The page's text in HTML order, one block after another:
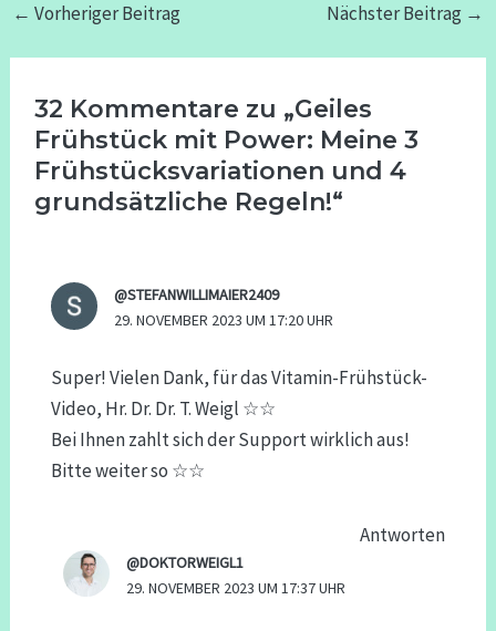
← Vorheriger Beitrag Nächster Beitrag →
32 Kommentare zu „Geiles
Frühstück mit Power: Meine 3
Frühstücksvariationen und 4
grundsätzliche Regeln!“
@STEFANWILLIMAIER2409
29. NOVEMBER 2023 UM 17:20 UHR
Super! Vielen Dank, für das Vitamin-Frühstück-
Video, Hr. Dr. Dr. T. Weigl ☆☆
Bei Ihnen zahlt sich der Support wirklich aus!
Bitte weiter so ☆☆
Antworten
@DOKTORWEIGL1
29. NOVEMBER 2023 UM 17:37 UHR